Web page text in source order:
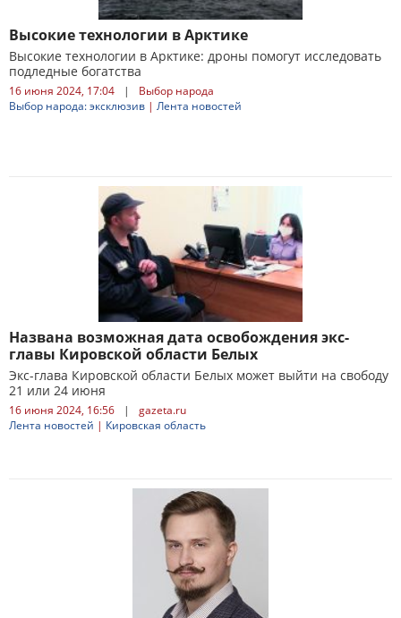
Высокие технологии в Арктике
Высокие технологии в Арктике: дроны помогут исследовать
подледные богатства
16 июня 2024, 17:04 |
Выбор народа
Выбор народа: эксклюзив | Лента новостей
Названа возможная дата освобождения экс-
главы Кировской области Белых
Экс-глава Кировской области Белых может выйти на свободу
21 или 24 июня
16 июня 2024, 16:56 |
gazeta.ru
Лента новостей | Кировская область